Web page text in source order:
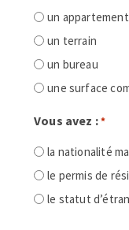
un appartement
un terrain
un bureau
une surface
Vous avez :*
la nationalité
le permis de
le statut